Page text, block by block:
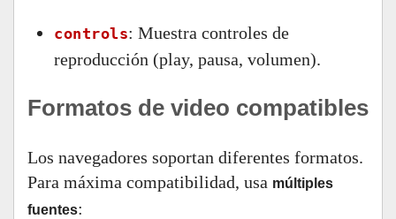
controls: Muestra controles de
reproducción (play, pausa, volumen).
Formatos de video compatibles
Los navegadores soportan diferentes formatos.
Para máxima compatibilidad, usa múltiples
fuentes: